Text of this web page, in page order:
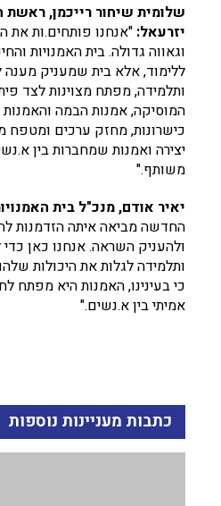
שלומית שיחור רייכמן, ראשת
יזרעאל: "אנחנו פותחים.ות
וגאווה גדולה. בית האמנויות
ללימוד, אלא בית שמעניק
ותלמידה, מפתח מצוינות לצד
המוסיקה, אמנות הבמה
כישרונות, מחזק ערכים ומטפח
יצירה ואמנות שמחברות בין
משותף."
יאיר אודם, מנכ"ל בית
החדשה מביאה איתה הזדמנות
ולהעניק השראה. אנחנו כאן
ותלמידה לגלות את היכולות
כי בעינינו, האמנות היא מפתח
אמיתי בין א.נשים."
כתבות מעניינות נוספות